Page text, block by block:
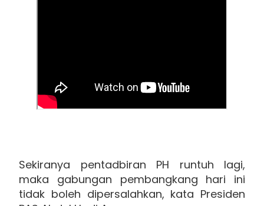
Sekiranya pentadbiran PH runtuh lagi,
maka gabungan pembangkang hari ini
tidak boleh dipersalahkan, kata Presiden